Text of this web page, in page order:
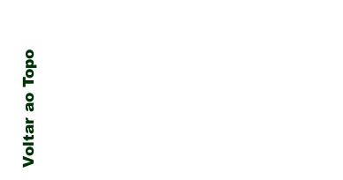
Voltar ao Topo